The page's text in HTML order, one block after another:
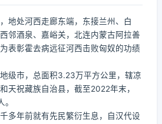
地处河西走廊东端，东接兰州、白
邻酒泉、嘉峪关，北连内蒙古阿拉善
表彰霍去病远征河西击败匈奴的功绩
级市，总面积3.23万平方公里，辖凉
天祝藏族自治县，截至2022年末，
多年前就有先民繁衍生息，自汉代设